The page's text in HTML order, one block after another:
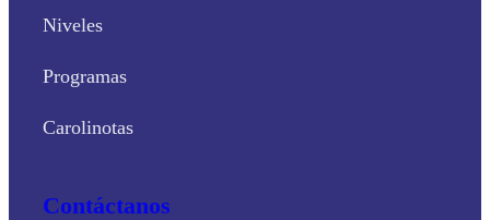
Niveles
Programas
Carolinotas
Contáctanos